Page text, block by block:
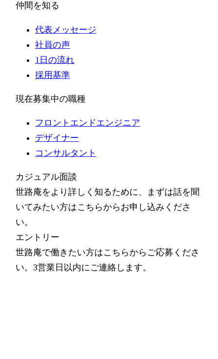
仲間を知る
代表メッセージ
社員の声
1日の流れ
採用基準
現在募集中の職種
フロントエンドエンジニア
デザイナー
コンサルタント
カジュアル面談
世路庵をより詳しく知るために、まずは話を聞
いてみたい方はこちらからお申し込みくださ
い。
エントリー
世路庵で働きたい方はこちらからご応募くださ
い。3営業日以内にご連絡します。